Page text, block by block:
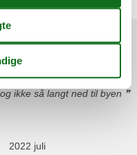
husdyrovernatninger
2025 juli
ikke så langt ned til byen
husdyrovernatninger
2022 juli